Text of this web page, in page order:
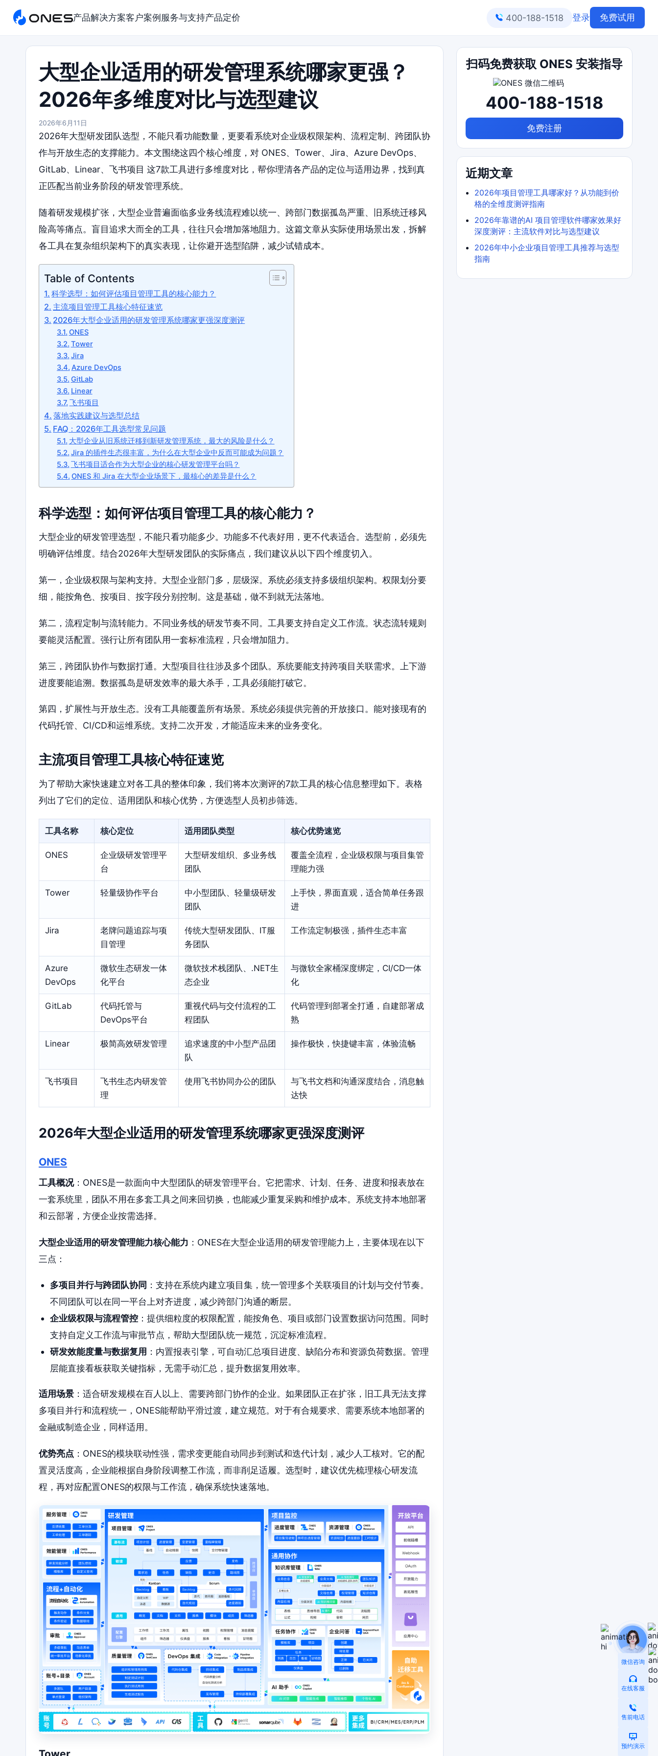
产品解决方案客户案例 服务与支持产品定价 400-188-1518 登录 免费试用
大型企业适用的研发管理系统哪家更强？
2026年多维度对比与选型建议
2026年6月11日
2026年大型研发团队选型，不能只看功能数量，更要看系统对企业级权限架构、流程定制、跨团队协
作与开放生态的支撑能力。本文围绕这四个核心维度，对 ONES、Tower、Jira、Azure DevOps、
GitLab、Linear、飞书项目 这7款工具进行多维度对比，帮你理清各产品的定位与适用边界，找到真
正匹配当前业务阶段的研发管理系统。
随着研发规模扩张，大型企业普遍面临多业务线流程难以统一、跨部门数据孤岛严重、旧系统迁移风
险高等痛点。盲目追求大而全的工具，往往只会增加落地阻力。这篇文章从实际使用场景出发，拆解
各工具在复杂组织架构下的真实表现，让你避开选型陷阱，减少试错成本。
Table of Contents
科学选型：如何评估项目管理工具的核心能力？
主流项目管理工具核心特征速览
2026年大型企业适用的研发管理系统哪家更强深度测评
ONES
Tower
Jira
Azure DevOps
GitLab
Linear
飞书项目
落地实践建议与选型总结
FAQ：2026年工具选型常见问题
大型企业从旧系统迁移到新研发管理系统，最大的风险是什么？
Jira 的插件生态很丰富，为什么在大型企业中反而可能成为问题？
飞书项目适合作为大型企业的核心研发管理平台吗？
ONES 和 Jira 在大型企业场景下，最核心的差异是什么？
科学选型：如何评估项目管理工具的核心能力？
大型企业的研发管理选型，不能只看功能多少。功能多不代表好用，更不代表适合。选型前，必须先
明确评估维度。结合2026年大型研发团队的实际痛点，我们建议从以下四个维度切入。
第一，企业级权限与架构支持。大型企业部门多，层级深。系统必须支持多级组织架构。权限划分要
细，能按角色、按项目、按字段分别控制。这是基础，做不到就无法落地。
第二，流程定制与流转能力。不同业务线的研发节奏不同。工具要支持自定义工作流。状态流转规则
要能灵活配置。强行让所有团队用一套标准流程，只会增加阻力。
第三，跨团队协作与数据打通。大型项目往往涉及多个团队。系统要能支持跨项目关联需求。上下游
进度要能追溯。数据孤岛是研发效率的最大杀手，工具必须能打破它。
第四，扩展性与开放生态。没有工具能覆盖所有场景。系统必须提供完善的开放接口。能对接现有的
代码托管、CI/CD和运维系统。支持二次开发，才能适应未来的业务变化。
主流项目管理工具核心特征速览
为了帮助大家快速建立对各工具的整体印象，我们将本次测评的7款工具的核心信息整理如下。表格
列出了它们的定位、适用团队和核心优势，方便选型人员初步筛选。
工具名称 核心定位 适用团队类型 核心优势速览
ONES
企业级研发管理平
台
大型研发组织、多业务线
团队
覆盖全流程，企业级权限与项目集管
理能力强
Tower 轻量级协作平台
中小型团队、轻量级研发
团队
上手快，界面直观，适合简单任务跟
进
Jira
老牌问题追踪与项
目管理
传统大型研发团队、IT服
务团队
工作流定制极强，插件生态丰富
Azure
DevOps
微软生态研发一体
化平台
微软技术栈团队、.NET生
态企业
与微软全家桶深度绑定，CI/CD一体
化
GitLab
代码托管与
DevOps平台
重视代码与交付流程的工
程团队
代码管理到部署全打通，自建部署成
熟
Linear 极简高效研发管理
追求速度的中小型产品团
队
操作极快，快捷键丰富，体验流畅
飞书项目
飞书生态内研发管
理
使用飞书协同办公的团队
与飞书文档和沟通深度结合，消息触
达快
2026年大型企业适用的研发管理系统哪家更强深度测评
ONES
工具概况：ONES是一款面向中大型团队的研发管理平台。它把需求、计划、任务、进度和报表放在
一套系统里，团队不用在多套工具之间来回切换，也能减少重复采购和维护成本。系统支持本地部署
和云部署，方便企业按需选择。
大型企业适用的研发管理能力核心能力 ：ONES在大型企业适用的研发管理能力上，主要体现在以下
三点：
多项目并行与跨团队协同 ：支持在系统内建立项目集，统一管理多个关联项目的计划与交付节奏。
不同团队可以在同一平台上对齐进度，减少跨部门沟通的断层。
企业级权限与流程管控：提供细粒度的权限配置，能按角色、项目或部门设置数据访问范围。同时
支持自定义工作流与审批节点，帮助大型团队统一规范，沉淀标准流程。
研发效能度量与数据复用 ：内置报表引擎，可自动汇总项目进度、缺陷分布和资源负荷数据。管理
层能直接看板获取关键指标，无需手动汇总，提升数据复用效率。
适用场景 ：适合研发规模在百人以上、需要跨部门协作的企业。如果团队正在扩张，旧工具无法支撑
多项目并行和流程统一，ONES能帮助平滑过渡，建立规范。对于有合规要求、需要系统本地部署的
金融或制造企业，同样适用。
优势亮点 ：ONES的模块联动性强，需求变更能自动同步到测试和迭代计划，减少人工核对。它的配
置灵活度高，企业能根据自身阶段调整工作流，而非削足适履。选型时，建议优先梳理核心研发流
程，再对应配置ONES的权限与工作流，确保系统快速落地。
扫码免费获取 ONES 安装指导
400-188-1518
免费注册
近期文章
2026年项目管理工具哪家好？从功能到价
格的全维度测评指南
2026年靠谱的AI 项目管理软件哪家效果好
深度测评：主流软件对比与选型建议
2026年中小企业项目管理工具推荐与选型
指南
微信咨询
在线客服
售前电话
预约演示